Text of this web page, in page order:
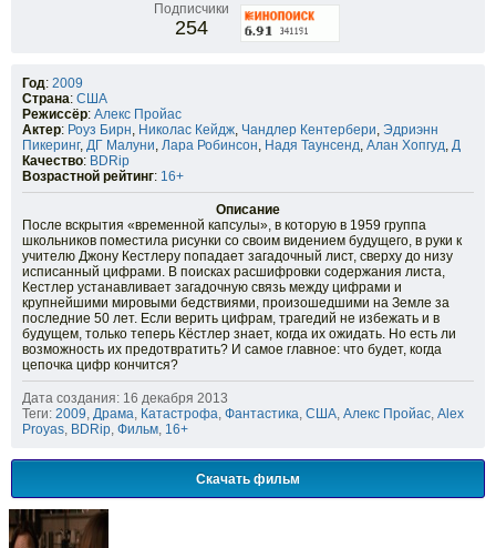
Подписчики
254
Год: 2009
Страна: США
Режиссёр: Алекс Пройас
Актер: Роуз Бирн, Николас Кейдж, Чандлер Кентербери, Эдриэнн
Пикеринг, ДГ Малуни, Лара Робинсон, Надя Таунсенд, Алан Хопгуд, Д
Качество: BDRip
Возрастной рейтинг: 16+
Описание
После вскрытия «временной капсулы», в которую в 1959 группа
школьников поместила рисунки со своим видением будущего, в руки к
учителю Джону Кестлеру попадает загадочный лист, сверху до низу
исписанный цифрами. В поисках расшифровки содержания листа,
Кестлер устанавливает загадочную связь между цифрами и
крупнейшими мировыми бедствиями, произошедшими на Земле за
последние 50 лет. Если верить цифрам, трагедий не избежать и в
будущем, только теперь Кёстлер знает, когда их ожидать. Но есть ли
возможность их предотвратить? И самое главное: что будет, когда
цепочка цифр кончится?
Дата создания: 16 декабря 2013
Теги: 2009, Драма, Катастрофа, Фантастика, США, Алекс Пройас, Alex
Proyas, BDRip, Фильм, 16+
Скачать фильм